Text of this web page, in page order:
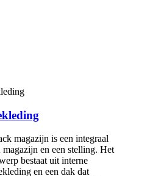
magazijn is een integraal
magazijn en een stelling. Het
bestaat uit interne
en een dak dat